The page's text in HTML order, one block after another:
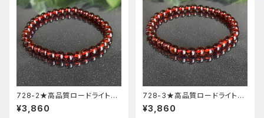
728-2★高品質ロードライトガ
ーネット★天然石ブレスレットパ
ワーストーン新品
¥3,860
728-3★高品質ロードライトガ
ーネット★天然石ブレスレットパ
ワーストーン新品
¥3,860